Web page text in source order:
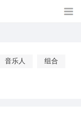
音乐人 组合